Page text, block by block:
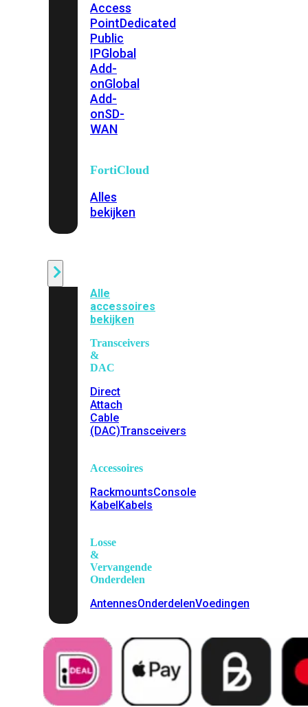
Access
PointDedicated
Public
IPGlobal
Add-
onGlobal
Add-
onSD-
WAN
FortiCloud
Alles
bekijken
Alle
accessoires
bekijken
Transceivers
&
DAC
Direct
Attach
Cable
(DAC)Transceivers
Accessoires
RackmountsConsole
KabelKabels
Losse
&
Vervangende
Onderdelen
AntennesOnderdelenVoedingen